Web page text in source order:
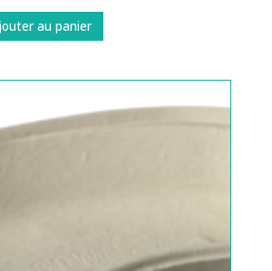
au panier